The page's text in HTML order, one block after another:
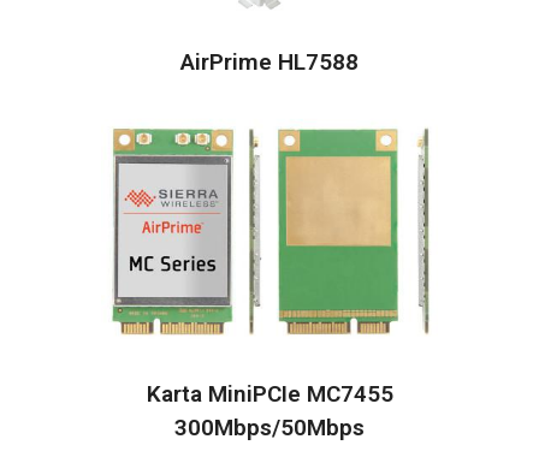
AirPrime HL7588
Karta MiniPCIe MC7455
300Mbps/50Mbps